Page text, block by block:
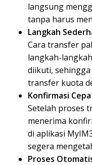
langsung
tanpa harus
Langkah
Cara transfer
langkah-
diikuti,
transfer kuota
Konfirmasi
Setelah proses
menerima
di aplikasi
segera
Proses